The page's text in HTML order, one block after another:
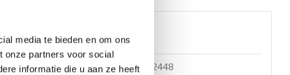
media te bieden en om ons
onze partners voor social
informatie die u aan ze heeft085 060 2448